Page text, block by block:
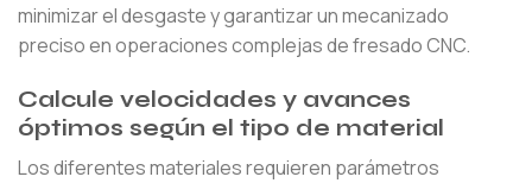
minimizar el desgaste y garantizar un mecanizado
preciso en operaciones complejas de fresado CNC.
Calcule velocidades y avances
óptimos según el tipo de material
Los diferentes materiales requieren parámetros